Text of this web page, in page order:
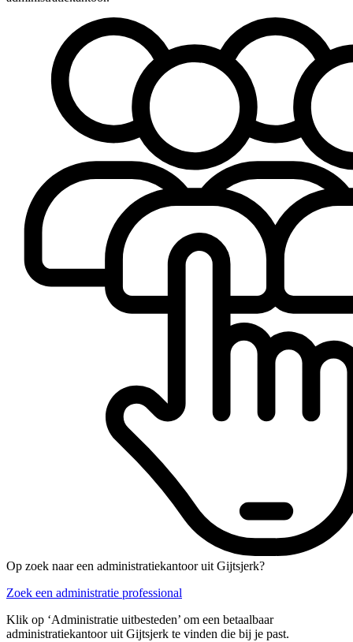
Op zoek naar een administratiekantoor uit Gijtsjerk?
Zoek een administratie professional
Klik op ‘Administratie uitbesteden’ om een betaalbaar
administratiekantoor uit Gijtsjerk te vinden die bij je past.